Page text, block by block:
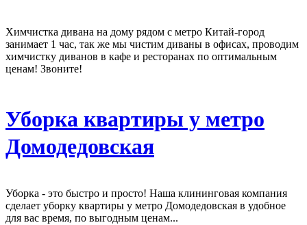
Химчистка дивана на дому рядом с метро Китай-город
занимает 1 час, так же мы чистим диваны в офисах, проводим
химчистку диванов в кафе и ресторанах по оптимальным
ценам! Звоните!
Уборка квартиры у метро
Домодедовская
Уборка - это быстро и просто! Наша клининговая компания
сделает уборку квартиры у метро Домодедовская в удобное
для вас время, по выгодным ценам...